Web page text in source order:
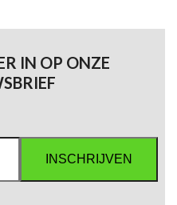
IN OP ONZE
INSCHRIJVEN